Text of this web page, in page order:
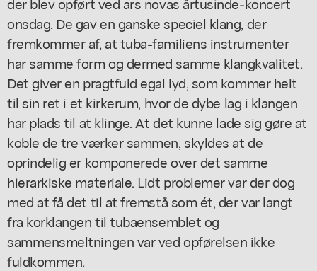
onsdag. De gav en ganske speciel klang, der
fremkommer af, at tuba-familiens instrumenter
har samme form og dermed samme klangkvalitet.
Det giver en pragtfuld egal lyd, som kommer helt
til sin ret i et kirkerum, hvor de dybe lag i klangen
har plads til at klinge. At det kunne lade sig gøre at
koble de tre værker sammen, skyldes at de
oprindelig er komponerede over det samme
hierarkiske materiale. Lidt problemer var der dog
med at få det til at fremstå som ét, der var langt
fra korklangen til tubaensemblet og
sammensmeltningen var ved opførelsen ikke
fuldkommen.